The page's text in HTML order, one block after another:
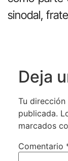
sinodal,
Deja
Tu
publicada.
marcados
Comentario